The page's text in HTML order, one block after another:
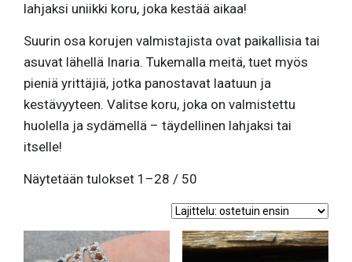
lahjaksi uniikki koru, joka kestää aikaa!
Suurin osa korujen valmistajista ovat paikallisia tai
asuvat lähellä Inaria. Tukemalla meitä, tuet myös
pieniä yrittäjiä, jotka panostavat laatuun ja
kestävyyteen. Valitse koru, joka on valmistettu
huolella ja sydämellä – täydellinen lahjaksi tai
itselle!
Näytetään tulokset 1–28 / 50
ensin